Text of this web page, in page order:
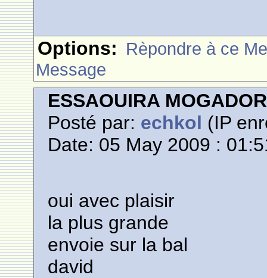
Options: Rèpondre à ce
Message
ESSAOUIRA MOGADOR
Posté par: echkol (IP
Date: 05 May 2009 :
oui avec plaisir
la plus grande
envoie sur la bal
david